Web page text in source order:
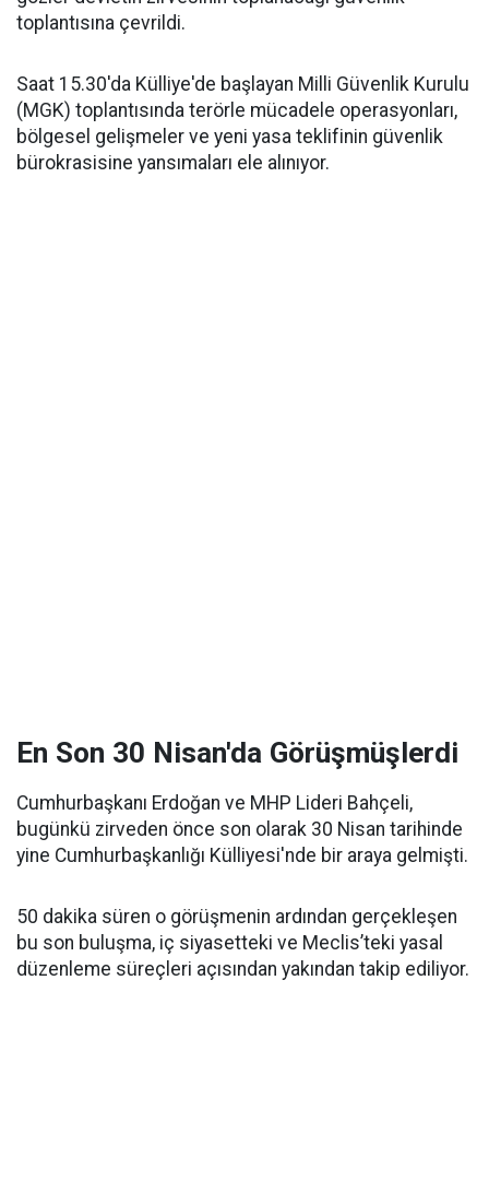
toplantısına çevrildi.
Saat 15.30'da Külliye'de başlayan Milli Güvenlik Kurulu
(MGK) toplantısında terörle mücadele operasyonları,
bölgesel gelişmeler ve yeni yasa teklifinin güvenlik
bürokrasisine yansımaları ele alınıyor.
En Son 30 Nisan'da Görüşmüşlerdi
Cumhurbaşkanı Erdoğan ve MHP Lideri Bahçeli,
bugünkü zirveden önce son olarak 30 Nisan tarihinde
yine Cumhurbaşkanlığı Külliyesi'nde bir araya gelmişti.
50 dakika süren o görüşmenin ardından gerçekleşen
bu son buluşma, iç siyasetteki ve Meclis’teki yasal
düzenleme süreçleri açısından yakından takip ediliyor.